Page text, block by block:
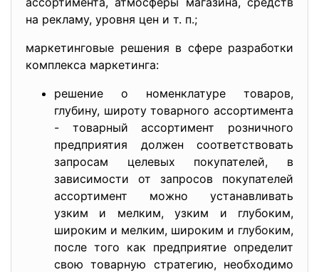
на рекламу, уровня цен и т. п.;
маркетинговые решения в сфере разработки
комплекса маркетинга:
решение о номенклатуре товаров,
глубину, широту товарного ассортимента
- товарный ассортимент розничного
предприятия должен соответствовать
запросам целевых покупателей, в
зависимости от запросов покупателей
ассортимент можно устанавливать
узким и мелким, узким и глубоким,
широким и мелким, широким и глубоким,
после того как предприятие определит
свою товарную стратегию, необходимо